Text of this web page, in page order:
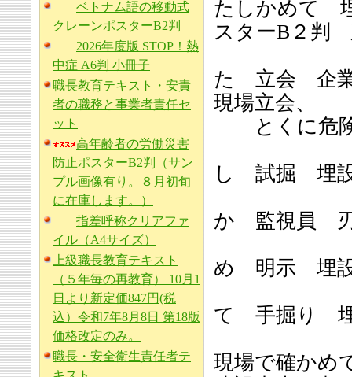
ベトナム語の移動式
クレーンポスターB2判
2026年度版 STOP！熱
中症 A6判 小冊子
職長教育テキスト・安責
者の職務と事業者責任セ
ット
高年齢者の労働災害
防止ポスターB2判（サン
プル画像有り。８月初旬
に在庫します。）
指差呼称クリアファ
イル（A4サイズ）
上級職長教育テキスト
（５年毎の再教育） 10月1
日より新定価847円(税
込）令和7年8月8日 第18版
価格改定のみ。
職長・安全衛生責任者テ
たしかめて
スターB２判
た 立会 企業
現場立会、
とくに危険
し 試掘 埋設
か 監視員 刃
め 明示 埋
て 手掘り 埋
現場で確か